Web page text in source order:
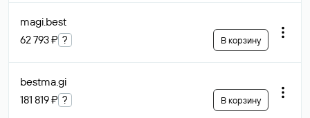
magi.best
62 793 ₽ ? В корзину
bestma.gi
181 819 ₽ ? В корзину